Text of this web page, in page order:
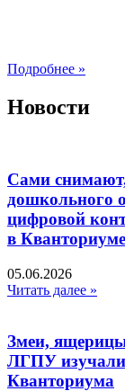
Подробнее »
Новости
Сами
дошкольного
цифровой
в
05.06.2026
Читать далее »
Змеи,
ЛГПУ
Кванториума